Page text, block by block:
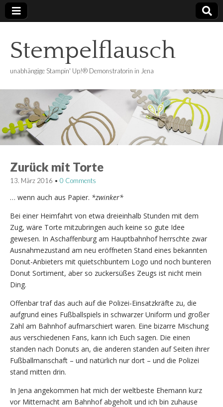
Stempelflausch
unabhängige Stampin' Up!® Demonstratorin in Jena
Zurück mit Torte
13. März 2016 • 0 Comments
… wenn auch aus Papier. *zwinker*
Bei einer Heimfahrt von etwa dreieinhalb Stunden mit dem
Zug, wäre Torte mitzubringen auch keine so gute Idee
gewesen. In Aschaffenburg am Hauptbahnhof herrschte zwar
Ausnahmezustand am neu eröffneten Stand eines bekannten
Donut-Anbieters mit quietschbuntem Logo und noch bunteren
Donut Sortiment, aber so zuckersüßes Zeugs ist nicht mein
Ding.
Offenbar traf das auch auf die Polizei-Einsatzkräfte zu, die
aufgrund eines Fußballspiels in schwarzer Uniform und großer
Zahl am Bahnhof aufmarschiert waren. Eine bizarre Mischung
aus verschiedenen Fans, kann ich Euch sagen. Die einen
standen nach Donuts an, die anderen standen auf Seiten ihrer
Fußballmanschaft – und natürlich nur dort – und die Polizei
stand mitten drin.
In Jena angekommen hat mich der weltbeste Ehemann kurz
vor Mitternacht am Bahnhof abgeholt und ich bin zuhause